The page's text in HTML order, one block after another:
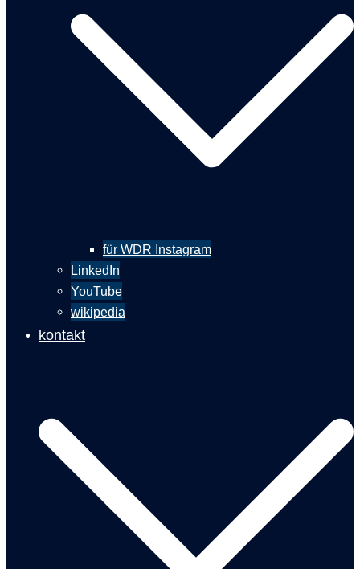
für WDR Instagram
LinkedIn
YouTube
wikipedia
kontakt